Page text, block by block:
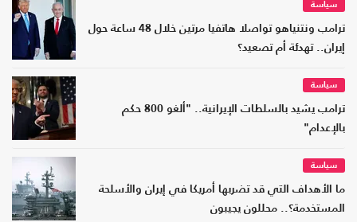
سياسة
ترامب ونتنياهو تواصلا هاتفيا مرتين خلال 48 ساعة حول
إيران.. تهدئة أم تصعيد؟
سياسة
ترامب يشيد بالسلطات الإيرانية.. "ألغو 800 حكم
بالإعدام"
سياسة
ما الأهداف التي قد تضربها أمريكا في إيران والأسلحة
المستخدمة؟.. محللون يجيبون